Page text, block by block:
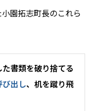
園拓志町長のこれら
書類を破り捨てる
び出し、机を蹴り飛